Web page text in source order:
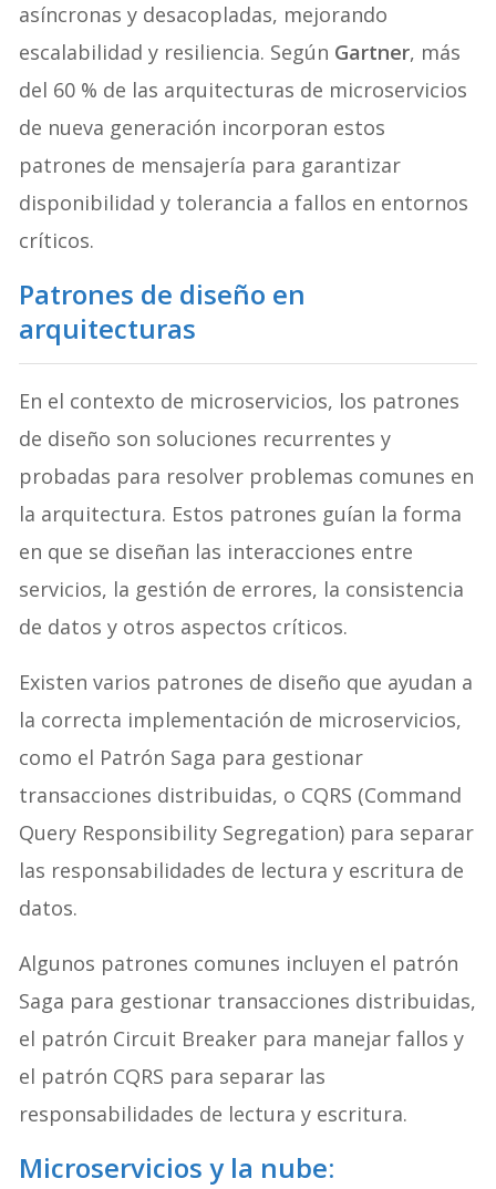
asíncronas y desacopladas, mejorando
escalabilidad y resiliencia. Según Gartner, más
del 60 % de las arquitecturas de microservicios
de nueva generación incorporan estos
patrones de mensajería para garantizar
disponibilidad y tolerancia a fallos en entornos
críticos.
Patrones de diseño en
arquitecturas
En el contexto de microservicios, los patrones
de diseño son soluciones recurrentes y
probadas para resolver problemas comunes en
la arquitectura. Estos patrones guían la forma
en que se diseñan las interacciones entre
servicios, la gestión de errores, la consistencia
de datos y otros aspectos críticos.
Existen varios patrones de diseño que ayudan a
la correcta implementación de microservicios,
como el Patrón Saga para gestionar
transacciones distribuidas, o CQRS (Command
Query Responsibility Segregation) para separar
las responsabilidades de lectura y escritura de
datos.
Algunos patrones comunes incluyen el patrón
Saga para gestionar transacciones distribuidas,
el patrón Circuit Breaker para manejar fallos y
el patrón CQRS para separar las
responsabilidades de lectura y escritura.
Microservicios y la nube: